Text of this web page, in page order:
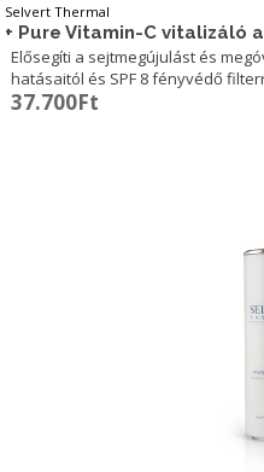
Selvert Thermal
+ Pure Vitamin-C vitalizáló
Elősegíti a sejtmegújulást és
hatásaitól és SPF 8 fényvédő
37.700Ft